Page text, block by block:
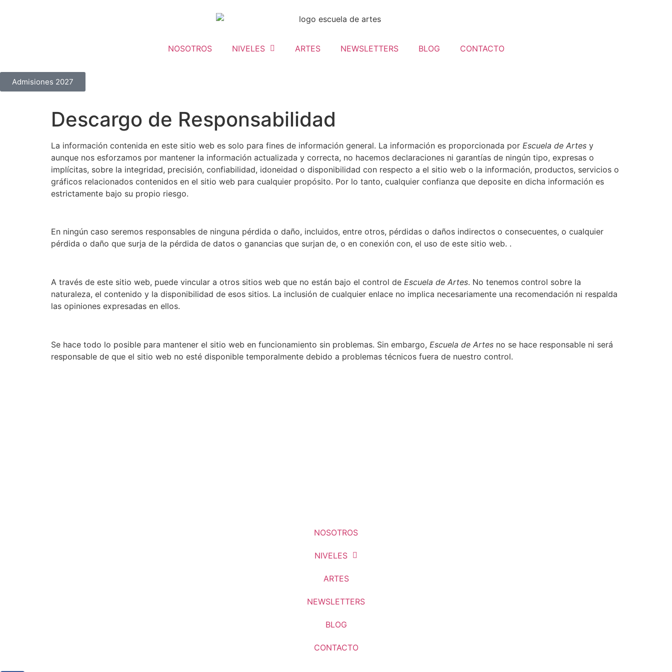
NOSOTROS NIVELES ARTES NEWSLETTERS BLOG CONTACTO
Admisiones 2027
Descargo de Responsabilidad
La información contenida en este sitio web es solo para fines de información general. La información es proporcionada por Escuela de Artes y
aunque nos esforzamos por mantener la información actualizada y correcta, no hacemos declaraciones ni garantías de ningún tipo, expresas o
implícitas, sobre la integridad, precisión, confiabilidad, idoneidad o disponibilidad con respecto a el sitio web o la información, productos, servicios o
gráficos relacionados contenidos en el sitio web para cualquier propósito. Por lo tanto, cualquier confianza que deposite en dicha información es
estrictamente bajo su propio riesgo.
En ningún caso seremos responsables de ninguna pérdida o daño, incluidos, entre otros, pérdidas o daños indirectos o consecuentes, o cualquier
pérdida o daño que surja de la pérdida de datos o ganancias que surjan de, o en conexión con, el uso de este sitio web. .
A través de este sitio web, puede vincular a otros sitios web que no están bajo el control de Escuela de Artes. No tenemos control sobre la
naturaleza, el contenido y la disponibilidad de esos sitios. La inclusión de cualquier enlace no implica necesariamente una recomendación ni respalda
las opiniones expresadas en ellos.
Se hace todo lo posible para mantener el sitio web en funcionamiento sin problemas. Sin embargo, Escuela de Artes no se hace responsable ni será
responsable de que el sitio web no esté disponible temporalmente debido a problemas técnicos fuera de nuestro control.
NOSOTROS
NIVELES
ARTES
NEWSLETTERS
BLOG
CONTACTO